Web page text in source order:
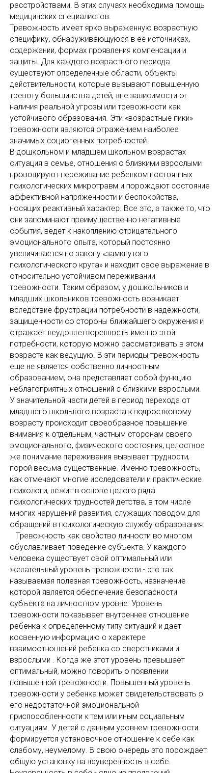
расстройствами. В этих случаях необходима помощь
медицинских специалистов.
Тревожность имеет ярко выраженную возрастную
специфику, обнаруживающуюся в ее источниках,
содержании, формах проявления компенсации и
защиты. Для каждого возрастного периода
существуют определенные области, объекты
действительности, которые вызывают повышенную
тревогу большинства детей, вне зависимости от
наличия реальной угрозы или тревожности как
устойчивого образования. Эти «возрастные пики»
тревожности являются отражением наиболее
значимых социогенных потребностей.
В дошкольном и младшем школьном возрастах
ситуация в семье, отношения с близкими взрослыми
провоцируют переживание ребенком постоянных
психологических микротравм и порождают состояние
аффективной напряженности и беспокойства,
носящих реактивный характер. Все это, а также то, что
они запоминают преимущественно негативные
события, ведет к накоплению отрицательного
эмоционального опыта, который постоянно
увеличивается по закону «замкнутого
психологического круга» и находит свое выражение в
относительно устойчивом переживании
тревожности. Таким образом, у дошкольников и
младших школьников тревожность возникает
вследствие фрустрации потребности в надежности,
защищенности со стороны ближайшего окружения и
отражает неудовлетворенность именно этой
потребности, которую можно рассматривать в этом
возрасте как ведущую. В эти периоды тревожность
еще не является собственно личностным
образованием, она представляет собой функцию
неблагоприятных отношений с близкими взрослыми.
У значительной части детей в период перехода от
младшего школьного возраста к подростковому
возрасту происходит своеобразное повышение
внимания к отдельным, частным сторонам своего
эмоционального, физического состояния, целостное
же понимание переживания вызывает трудности,
порой весьма существенные. Именно тревожность,
как отмечают многие исследователи и практические
психологи, лежит в основе целого ряда
психологических трудностей детства, в том числе
многих нарушений развития, служащих поводом для
обращений в психологическую службу образования.
Тревожность как свойство личности во многом
обуславливает поведение субъекта. У каждого
человека существует свой оптимальный или
желательный уровень тревожности - это так
называемая полезная тревожность, назначение
которой является обеспечение безопасности
субъекта на личностном уровне. Уровень
тревожности показывает внутреннее отношение
ребенка к определенному типу ситуаций и дает
косвенную информацию о характере
взаимоотношений ребенка со сверстниками и
взрослыми . Когда же этот уровень превышает
оптимальный, можно говорить о появлении
повышенной тревожности. Повышенный уровень
тревожности у ребенка может свидетельствовать о
его недостаточной эмоциональной
приспособленности к тем или иным социальным
ситуациям. У детей с данным уровнем тревожности
формируется установочное отношение к себе как
слабому, неумелому. В свою очередь это порождает
общую установку на неуверенность в себе.